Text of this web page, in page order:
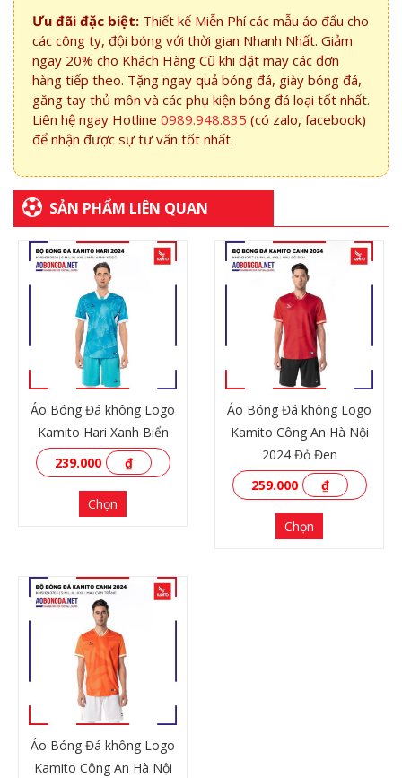
Ưu đãi đặc biệt: Thiết kế Miễn Phí các mẫu áo đấu cho
các công ty, đội bóng với thời gian Nhanh Nhất. Giảm
ngay 20% cho Khách Hàng Cũ khi đặt may các đơn
hàng tiếp theo. Tặng ngay quả bóng đá, giày bóng đá,
găng tay thủ môn và các phụ kiện bóng đá loại tốt nhất.
Liên hệ ngay Hotline 0989.948.835 (có zalo, facebook)
để nhận được sự tư vấn tốt nhất.
SẢN PHẨM LIÊN QUAN
XEM THÊM
Áo Bóng Đá không Logo
Kamito Hari Xanh Biển
239.000
₫
Chọn
Áo Bóng Đá không Logo
Kamito Công An Hà Nội
2024 Đỏ Đen
259.000
₫
Chọn
Áo Bóng Đá không Logo
Kamito Công An Hà Nội